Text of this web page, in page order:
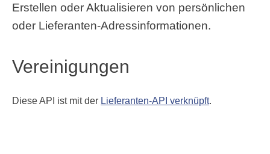
Erstellen oder Aktualisieren von persönlichen
oder Lieferanten-Adressinformationen.
Vereinigungen
Diese API ist mit der Lieferanten-API verknüpft.